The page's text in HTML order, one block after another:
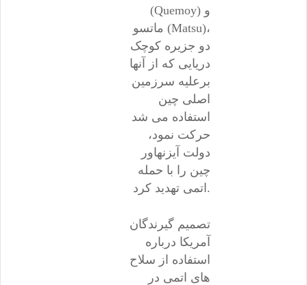
(Quemoy) و
ماتسو (Matsu)،
دو جزیره کوچک
دریایی که از آنها
برعلیه سرزمین
اصلی چین
استفاده می شد
حرکت نمود،
دولت آیزنهاور
چین را با حمله
اتمی تهدید کرد.
تصمیم گیرندگان
آمریکا درباره
استفاده از سلاح
های اتمی در